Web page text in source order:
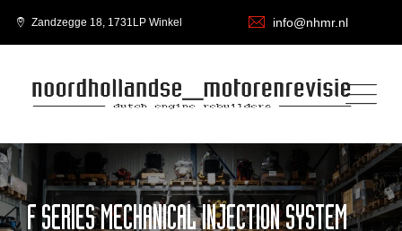
Zandzegge 18, 1731LP Winkel info@nhmr.nl
F SERIES MECHANICAL INJECTION SYSTEM